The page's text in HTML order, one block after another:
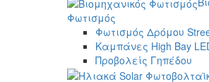
Φωτισμός
Φωτισμός Δρόμου
Καμπάνες High Bay
Προβολείς Γηπέδου